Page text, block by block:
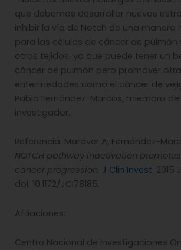
que debemos desarrollar nuevas
inhibir la vía de Notch de una manera
para las células de cáncer de
otros tejidos, ya que puede tener un
cáncer de pulmón pero promover
enfermedades como el cáncer de
Pablo Fernández-Marcos, miembro
investigador.
Referencia: Maraver A, Fernández-
NOTCH pathway inactivation
cancer progression. J Clin Invest. 2015
doi: 10.1172/JCI78185.
Afiliaciones:
Centro Nacional de Investigaciones